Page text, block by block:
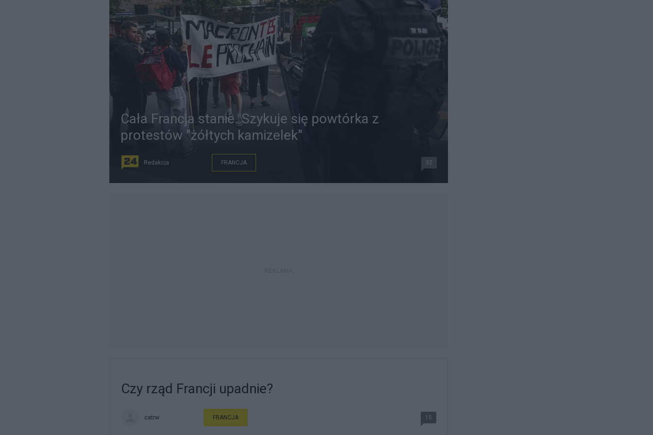
Cała Francja stanie. Szykuje się powtórka z
protestów "żółtych kamizelek"
Redakcja FRANCJA 32
Czy rząd Francji upadnie?
catrw FRANCJA 15